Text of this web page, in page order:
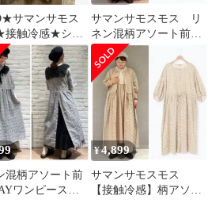
サマンサモス
触冷感★シャ
ピース★キナリ
イズ
サマンサモスモス リ
ネン混柄アソート前後
2WAYワンピース チ
ェック 赤 羽織り
混柄アソート前
ワンピース
¥4,899
サマンサモスモス
【接触冷感】柄アソー